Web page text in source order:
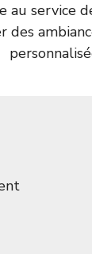
au service
des